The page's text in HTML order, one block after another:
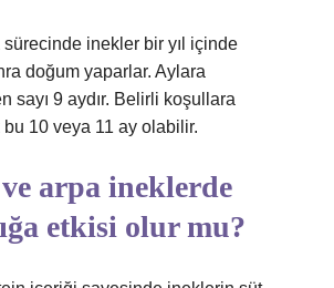
inekler bir yıl içinde
doğum yaparlar. Aylara
sayı 9 aydır. Belirli koşullara
bu 10 veya 11 ay olabilir.
arpa ineklerde
etkisi olur mu?